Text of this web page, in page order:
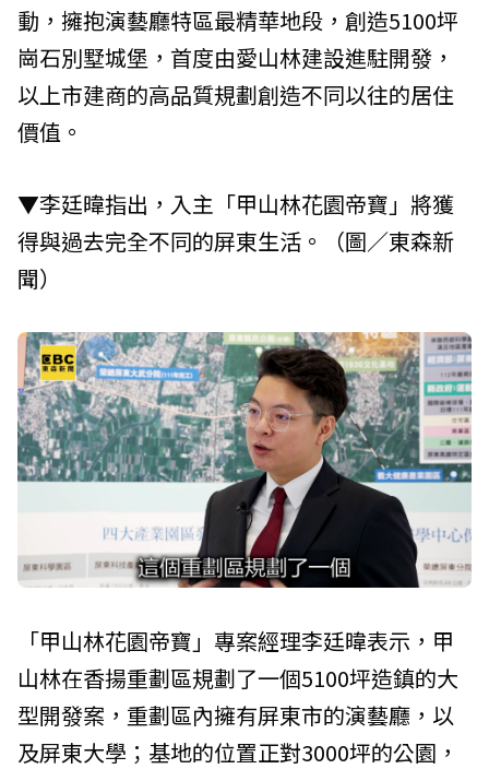
動，擁抱演藝廳特區最精華地段，創造5100坪
崗石別墅城堡，首度由愛山林建設進駐開發，
以上市建商的高品質規劃創造不同以往的居住
價值。
▼李廷暐指出，入主「甲山林花園帝寶」將獲
得與過去完全不同的屏東生活。（圖／東森新
聞）
「甲山林花園帝寶」專案經理李廷暐表示，甲
山林在香揚重劃區規劃了一個5100坪造鎮的大
型開發案，重劃區內擁有屏東市的演藝廳，以
及屏東大學；基地的位置正對3000坪的公園，